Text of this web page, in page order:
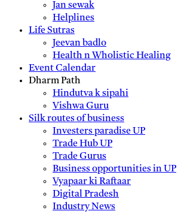
Jan sewak
Helplines
Life Sutras
Jeevan badlo
Health n Wholistic Healing
Event Calendar
Dharm Path
Hindutva k sipahi
Vishwa Guru
Silk routes of business
Investers paradise UP
Trade Hub UP
Trade Gurus
Business opportunities in UP
Vyapaar ki Raftaar
Digital Pradesh
Industry News